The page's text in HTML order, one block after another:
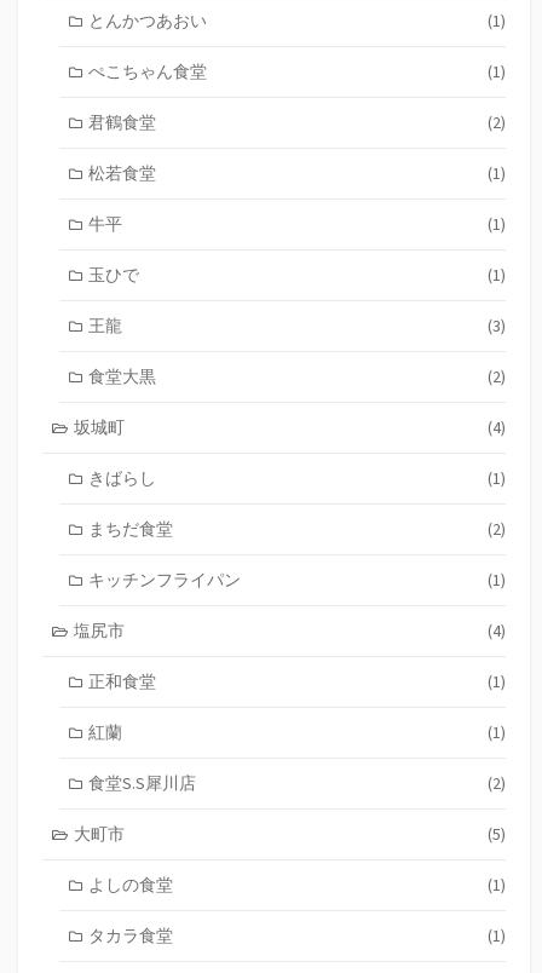
とんかつあおい (1)
ぺこちゃん食堂 (1)
君鶴食堂 (2)
松若食堂 (1)
牛平 (1)
玉ひで (1)
王龍 (3)
食堂大黒 (2)
坂城町 (4)
きばらし (1)
まちだ食堂 (2)
キッチンフライパン (1)
塩尻市 (4)
正和食堂 (1)
紅蘭 (1)
食堂S.S犀川店 (2)
大町市 (5)
よしの食堂 (1)
タカラ食堂 (1)